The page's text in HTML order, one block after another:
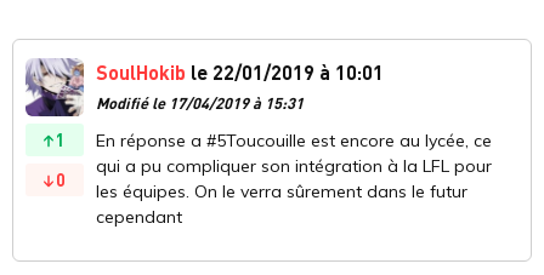
1
0
SoulHokib le 22/01/2019 à 10:01
Modifié le 17/04/2019 à 15:31
En réponse a #5Toucouille est encore au lycée, ce
qui a pu compliquer son intégration à la LFL pour
les équipes. On le verra sûrement dans le futur
cependant